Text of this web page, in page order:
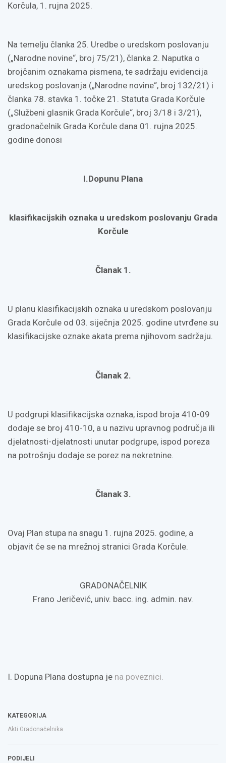
Korčula, 1. rujna 2025.
Na temelju članka 25. Uredbe o uredskom poslovanju
(„Narodne novine“, broj 75/21), članka 2. Naputka o
brojčanim oznakama pismena, te sadržaju evidencija
uredskog poslovanja („Narodne novine“, broj 132/21) i
članka 78. stavka 1. točke 21. Statuta Grada Korčule
(„Službeni glasnik Grada Korčule“, broj 3/18 i 3/21),
gradonačelnik Grada Korčule dana 01. rujna 2025.
godine donosi
I.Dopunu Plana
klasifikacijskih oznaka u uredskom poslovanju Grada
Korčule
Članak 1.
U planu klasifikacijskih oznaka u uredskom poslovanju
Grada Korčule od 03. siječnja 2025. godine utvrđene su
klasifikacijske oznake akata prema njihovom sadržaju.
Članak 2.
U podgrupi klasifikacijska oznaka, ispod broja 410-09
dodaje se broj 410-10, a u nazivu upravnog područja ili
djelatnosti-djelatnosti unutar podgrupe, ispod poreza
na potrošnju dodaje se porez na nekretnine.
Članak 3.
Ovaj Plan stupa na snagu 1. rujna 2025. godine, a
objavit će se na mrežnoj stranici Grada Korčule.
GRADONAČELNIK
Frano Jeričević, univ. bacc. ing. admin. nav.
I. Dopuna Plana dostupna je na poveznici.
KATEGORIJA
Akti Gradonačelnika
PODIJELI